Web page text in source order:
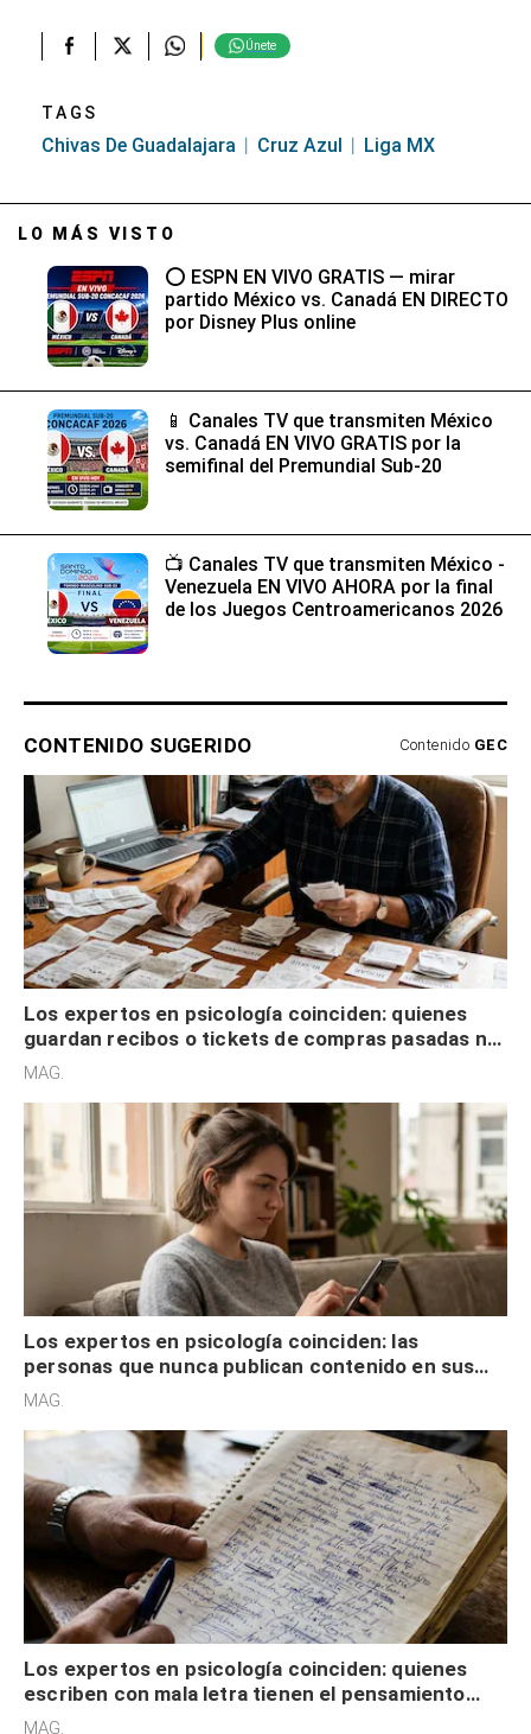
Únete
TAGS
Chivas De Guadalajara Cruz Azul Liga MX
LO MÁS VISTO
⭕ ESPN EN VIVO GRATIS — mirar
partido México vs. Canadá EN DIRECTO
por Disney Plus online
📱 Canales TV que transmiten México
vs. Canadá EN VIVO GRATIS por la
semifinal del Premundial Sub-20
📺 Canales TV que transmiten México -
Venezuela EN VIVO AHORA por la final
de los Juegos Centroamericanos 2026
CONTENIDO SUGERIDO Contenido GEC
Los expertos en psicología coinciden: quienes
guardan recibos o tickets de compras pasadas no
son acumuladores, sino que tienen necesidad de
MAG.
Los expertos en psicología coinciden: las
personas que nunca publican contenido en sus
redes sociales no pretenden buscar validación
MAG.
Los expertos en psicología coinciden: quienes
escriben con mala letra tienen el pensamiento
acelerado y no lo hacen por desinterés
MAG.